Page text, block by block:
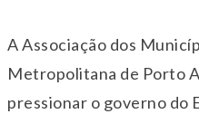
A Associação dos
Metropolitana de Porto
pressionar o governo do